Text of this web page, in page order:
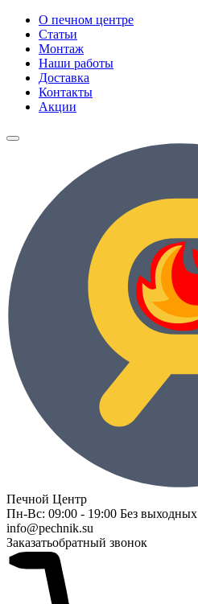
О печном центре
Статьи
Монтаж
Наши работы
Доставка
Контакты
Акции
Печной Центр
Пн-Вс: 09:00 - 19:00 Без выходных
info@pechnik.su
Заказатьобратный звонок